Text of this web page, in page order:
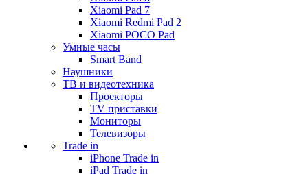
Xiaomi Pad 7
Xiaomi Redmi Pad 2
Xiaomi POCO Pad
Умные часы
Smart Band
Наушники
ТВ и видеотехника
Проекторы
TV приставки
Мониторы
Телевизоры
Trade in
iPhone Trade in
iPad Trade in